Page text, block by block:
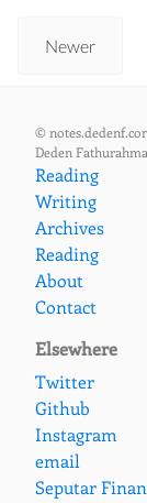
Newer
©
Deden
Reading
Writing
Archives
Reading
About
Contact
Elsewhere
Twitter
Github
Instagram
email
Seputar